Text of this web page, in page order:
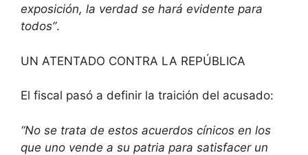
exposición, la verdad se hará evidente para
todos”.
UN ATENTADO CONTRA LA REPÚBLICA
El fiscal pasó a definir la traición del acusado:
“No se trata de estos acuerdos cínicos en los
que uno vende a su patria para satisfacer un